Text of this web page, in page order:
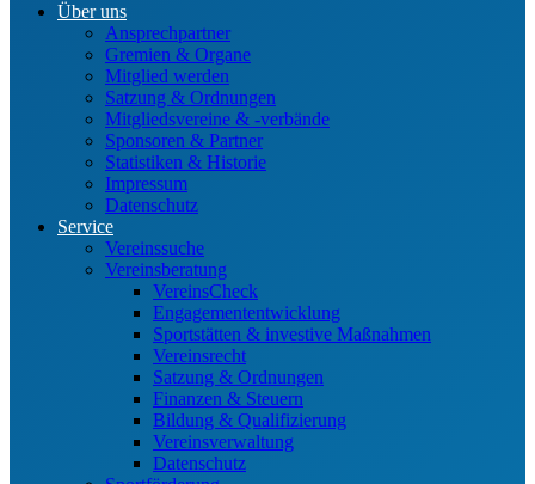
Über uns
Ansprechpartner
Gremien & Organe
Mitglied werden
Satzung & Ordnungen
Mitgliedsvereine & -verbände
Sponsoren & Partner
Statistiken & Historie
Impressum
Datenschutz
Service
Vereinssuche
Vereinsberatung
VereinsCheck
Engagemententwicklung
Sportstätten & investive Maßnahmen
Vereinsrecht
Satzung & Ordnungen
Finanzen & Steuern
Bildung & Qualifizierung
Vereinsverwaltung
Datenschutz